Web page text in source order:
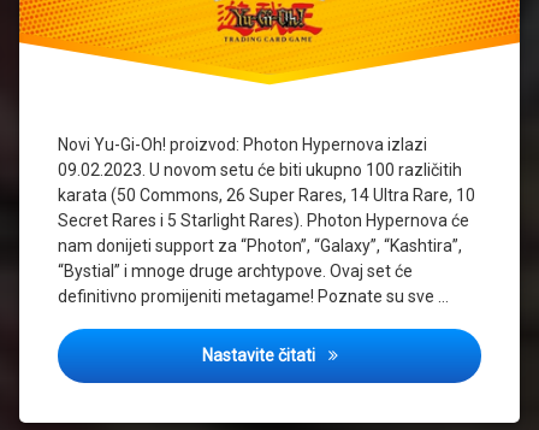
Novi Yu-Gi-Oh! proizvod: Photon Hypernova izlazi
09.02.2023. U novom setu će biti ukupno 100 različitih
karata (50 Commons, 26 Super Rares, 14 Ultra Rare, 10
Secret Rares i 5 Starlight Rares). Photon Hypernova će
nam donijeti support za “Photon”, “Galaxy”, “Kashtira”,
“Bystial” i mnoge druge archtypove. Ovaj set će
definitivno promijeniti metagame! Poznate su sve …
Nastavite čitati Novi Yu-Gi-Oh! proizvod: